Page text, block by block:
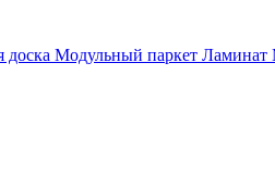
доска Модульный паркет Ламинат